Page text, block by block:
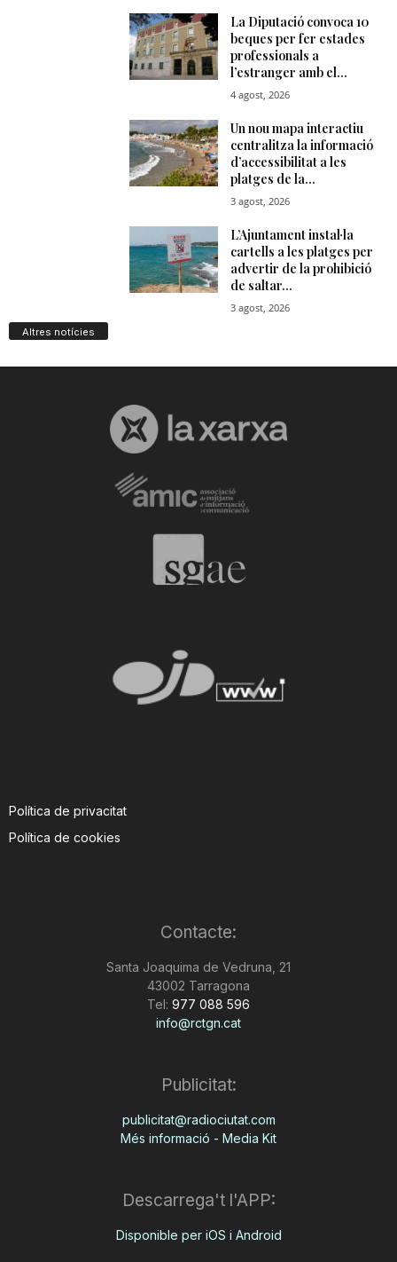
Altres notícies
Política de privacitat
Política de cookies
Contacte:
Santa Joaquima de Vedruna, 21
43002 Tarragona
Tel: 977 088 596
info@rctgn.cat
Publicitat:
publicitat@radiociutat.com
Més informació - Media Kit
Descarrega't l'APP:
Disponible per iOS i Android